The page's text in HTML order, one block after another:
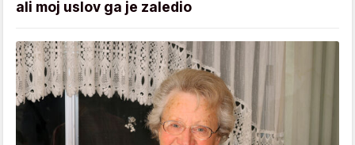
ali moj uslov ga je zaledio